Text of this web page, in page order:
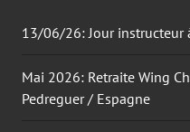
13/06/26: Jour instructeur
Mai 2026: Retraite Wing
Pedreguer / Espagne